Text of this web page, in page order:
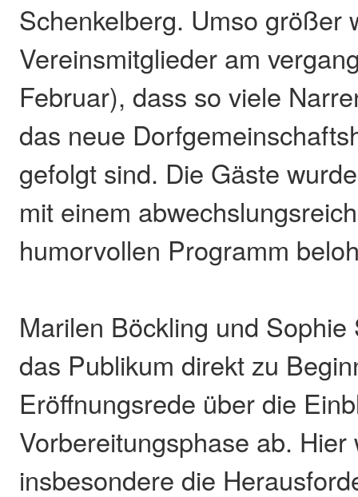
Schenkelberg. Umso größer
Vereinsmitglieder am
Februar), dass so viele
das neue
gefolgt sind. Die Gäste
mit einem
humorvollen Programm
Marilen Böckling und
das Publikum direkt zu
Eröffnungsrede über die
Vorbereitungsphase ab. Hier
insbesondere die